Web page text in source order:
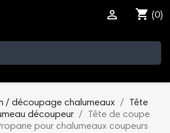
shopping_cart (0)

/ découpage chalumeaux
Tête
découpeur
Tête de coupe
pour chalumeaux coupeurs